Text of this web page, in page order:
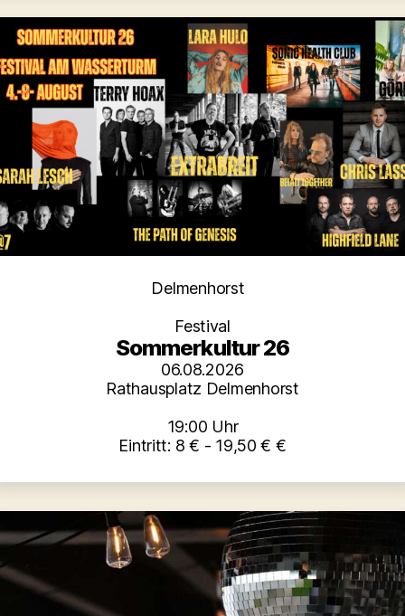
Kategorien
Delmenhorst
Festival
Sommerkultur 26
06.08.2026
Rathausplatz Delmenhorst
19:00 Uhr
Eintritt: 8 € - 19,50 € €